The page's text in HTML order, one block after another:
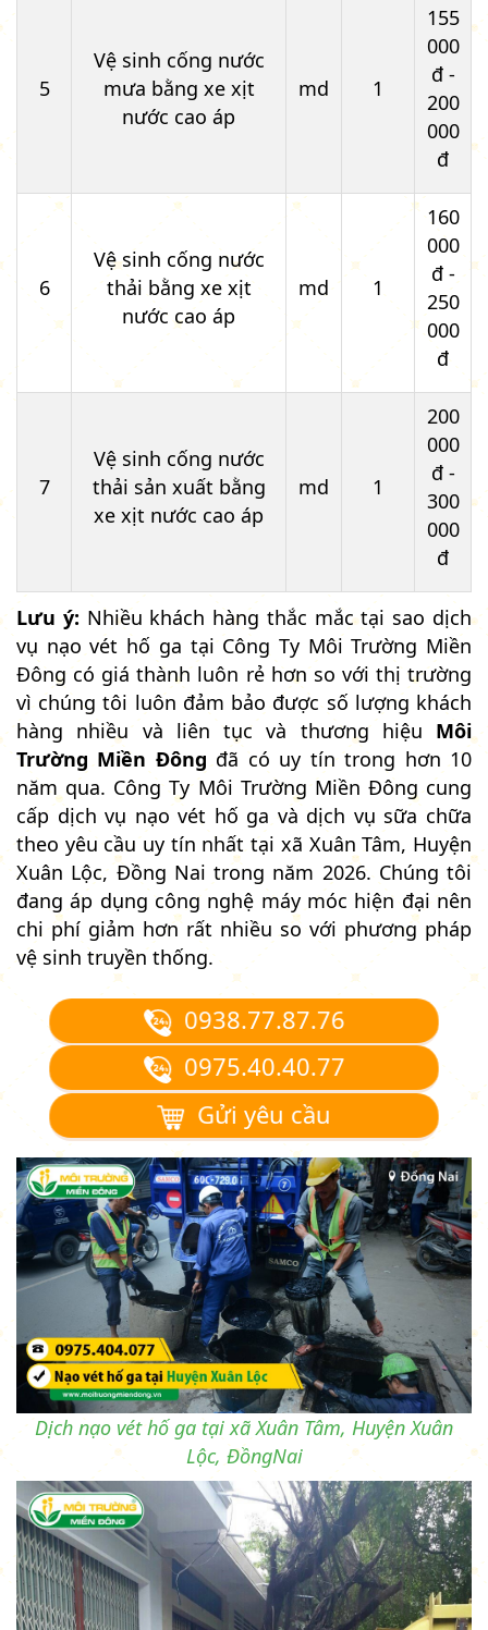
5
Vệ sinh cống nước
mưa bằng xe xịt
nước cao áp
md 1
155
000
đ -
200
000
đ
6
Vệ sinh cống nước
thải bằng xe xịt
nước cao áp
md 1
160
000
đ -
250
000
đ
7
Vệ sinh cống nước
thải sản xuất bằng
xe xịt nước cao áp
md 1
200
000
đ -
300
000
đ
Lưu ý: Nhiều khách hàng thắc mắc tại sao dịch
vụ nạo vét hố ga tại Công Ty Môi Trường Miền
Đông có giá thành luôn rẻ hơn so với thị trường
vì chúng tôi luôn đảm bảo được số lượng khách
hàng nhiều và liên tục và thương hiệu Môi
Trường Miền Đông đã có uy tín trong hơn 10
năm qua. Công Ty Môi Trường Miền Đông cung
cấp dịch vụ nạo vét hố ga và dịch vụ sữa chữa
theo yêu cầu uy tín nhất tại xã Xuân Tâm, Huyện
Xuân Lộc, Đồng Nai trong năm 2026. Chúng tôi
đang áp dụng công nghệ máy móc hiện đại nên
chi phí giảm hơn rất nhiều so với phương pháp
vệ sinh truyền thống.
0938.77.87.76
0975.40.40.77
Gửi yêu cầu
Dịch nạo vét hố ga tại xã Xuân Tâm, Huyện Xuân
Lộc, ĐồngNai